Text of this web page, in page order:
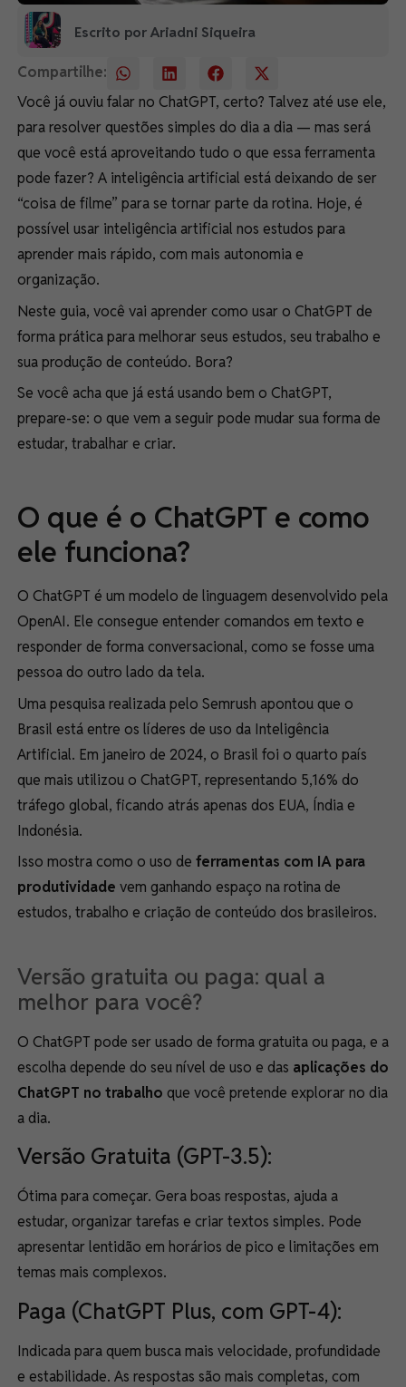
Escrito por Ariadni Siqueira
Compartilhe:
Você já ouviu falar no ChatGPT, certo? Talvez até use ele,
para resolver questões simples do dia a dia — mas será
que você está aproveitando tudo o que essa ferramenta
pode fazer? A inteligência artificial está deixando de ser
“coisa de filme” para se tornar parte da rotina. Hoje, é
possível usar inteligência artificial nos estudos para
aprender mais rápido, com mais autonomia e
organização.
Neste guia, você vai aprender como usar o ChatGPT de
forma prática para melhorar seus estudos, seu trabalho e
sua produção de conteúdo. Bora?
Se você acha que já está usando bem o ChatGPT,
prepare-se: o que vem a seguir pode mudar sua forma de
estudar, trabalhar e criar.
O que é o ChatGPT e como
ele funciona?
O ChatGPT é um modelo de linguagem desenvolvido pela
OpenAI. Ele consegue entender comandos em texto e
responder de forma conversacional, como se fosse uma
pessoa do outro lado da tela.
Uma pesquisa realizada pelo Semrush apontou que o
Brasil está entre os líderes de uso da Inteligência
Artificial. Em janeiro de 2024, o Brasil foi o quarto país
que mais utilizou o ChatGPT, representando 5,16% do
tráfego global, ficando atrás apenas dos EUA, Índia e
Indonésia.
Isso mostra como o uso de ferramentas com IA para
produtividade vem ganhando espaço na rotina de
estudos, trabalho e criação de conteúdo dos brasileiros.
Versão gratuita ou paga: qual a
melhor para você?
O ChatGPT pode ser usado de forma gratuita ou paga, e a
escolha depende do seu nível de uso e das aplicações do
ChatGPT no trabalho que você pretende explorar no dia
a dia.
Versão Gratuita (GPT-3.5):
Ótima para começar. Gera boas respostas, ajuda a
estudar, organizar tarefas e criar textos simples. Pode
apresentar lentidão em horários de pico e limitações em
temas mais complexos.
Paga (ChatGPT Plus, com GPT-4):
Indicada para quem busca mais velocidade, profundidade
e estabilidade. As respostas são mais completas, com